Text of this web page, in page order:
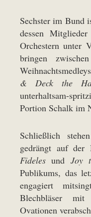
Sechster im Bund
dessen
Orchestern unter
bringen
& Deck the
unterhaltsam-
Portion Schalk im
Schließlich
gedrängt auf
Fideles und Joy
Publikums, das
engagiert
Blechbläser mit
Ovationen